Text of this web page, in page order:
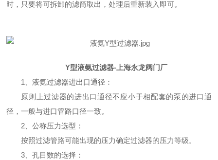
时，只要将可拆卸的滤筒取出，处理后重新装入即可。
Y型液氨过滤器-上海永龙阀门厂
1、液氨过滤器进出口通径：
原则上过滤器的进出口通径不应小于相配套的泵的进口通
径，一般与进口管路口径一致。
2、公称压力选型：
按照过滤管路可能出现的压力确定过滤器的压力等级。
3、孔目数的选择：